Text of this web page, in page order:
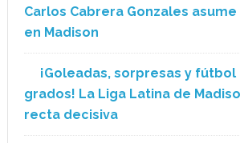
Carlos Cabrera Gonzales
en Madison
¡Goleadas, sorpresas y fútbol
grados! La Liga Latina de
recta decisiva